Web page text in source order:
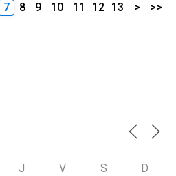
7 8 9 10 11 12 13 > >>
J V S D